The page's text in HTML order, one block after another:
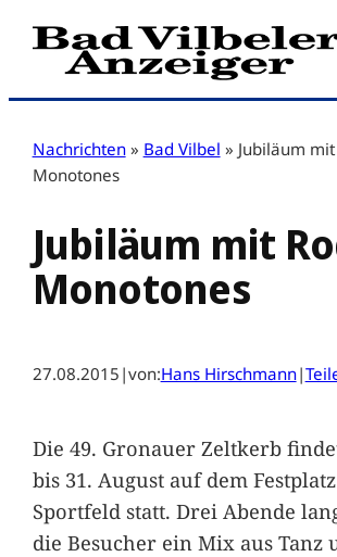
Zum
Inhalt
Nachrichten » Bad Vilbel » Jubiläum
Monotones
Jubiläum mit
Monotones
27.08.2015 |von:Hans Hirschmann|
Die 49. Gronauer Zeltkerb
bis 31. August auf dem
Sportfeld statt. Drei Abende
die Besucher ein Mix aus Tanz